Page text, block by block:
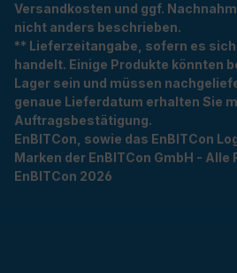
Versandkosten und ggf.
nicht anders beschrieben.
** Lieferzeitangabe, sofern es
handelt. Einige Produkte könnten
Lager sein und müssen
genaue Lieferdatum erhalten Sie
Auftragsbestätigung.
EnBITCon, sowie das EnBITCon
Marken der EnBITCon GmbH -
EnBITCon 2026